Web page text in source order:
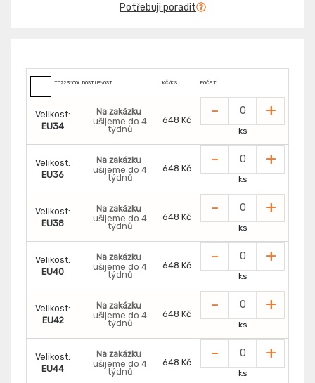
Potřebuji poradit
TD2236000000000DOSTUPNOST KČ/KS: POČET
Velikost:
EU34
Na zakázku
ušijeme do 4
týdnů
648 Kč - +
ks
Velikost:
EU36
Na zakázku
ušijeme do 4
týdnů
648 Kč - +
ks
Velikost:
EU38
Na zakázku
ušijeme do 4
týdnů
648 Kč - +
ks
Velikost:
EU40
Na zakázku
ušijeme do 4
týdnů
648 Kč - +
ks
Velikost:
EU42
Na zakázku
ušijeme do 4
týdnů
648 Kč - +
ks
Velikost:
EU44
Na zakázku
ušijeme do 4
týdnů
648 Kč - +
ks